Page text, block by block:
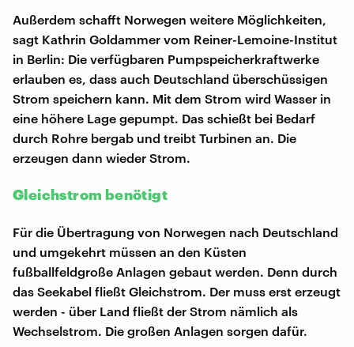
Außerdem schafft Norwegen weitere Möglichkeiten,
sagt Kathrin Goldammer vom Reiner-Lemoine-Institut
in Berlin: Die verfügbaren Pumpspeicherkraftwerke
erlauben es, dass auch Deutschland überschüssigen
Strom speichern kann. Mit dem Strom wird Wasser in
eine höhere Lage gepumpt. Das schießt bei Bedarf
durch Rohre bergab und treibt Turbinen an. Die
erzeugen dann wieder Strom.
Gleichstrom benötigt
Für die Übertragung von Norwegen nach Deutschland
und umgekehrt müssen an den Küsten
fußballfeldgroße Anlagen gebaut werden. Denn durch
das Seekabel fließt Gleichstrom. Der muss erst erzeugt
werden - über Land fließt der Strom nämlich als
Wechselstrom. Die großen Anlagen sorgen dafür.